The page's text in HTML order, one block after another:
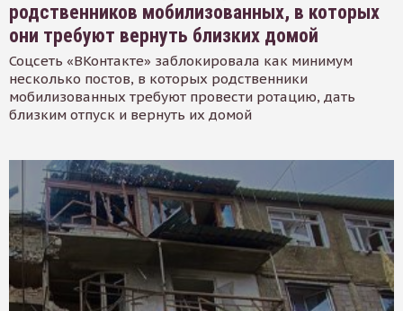
родственников мобилизованных, в которых
они требуют вернуть близких домой
Соцсеть «ВКонтакте» заблокировала как минимум
несколько постов, в которых родственники
мобилизованных требуют провести ротацию, дать
близким отпуск и вернуть их домой